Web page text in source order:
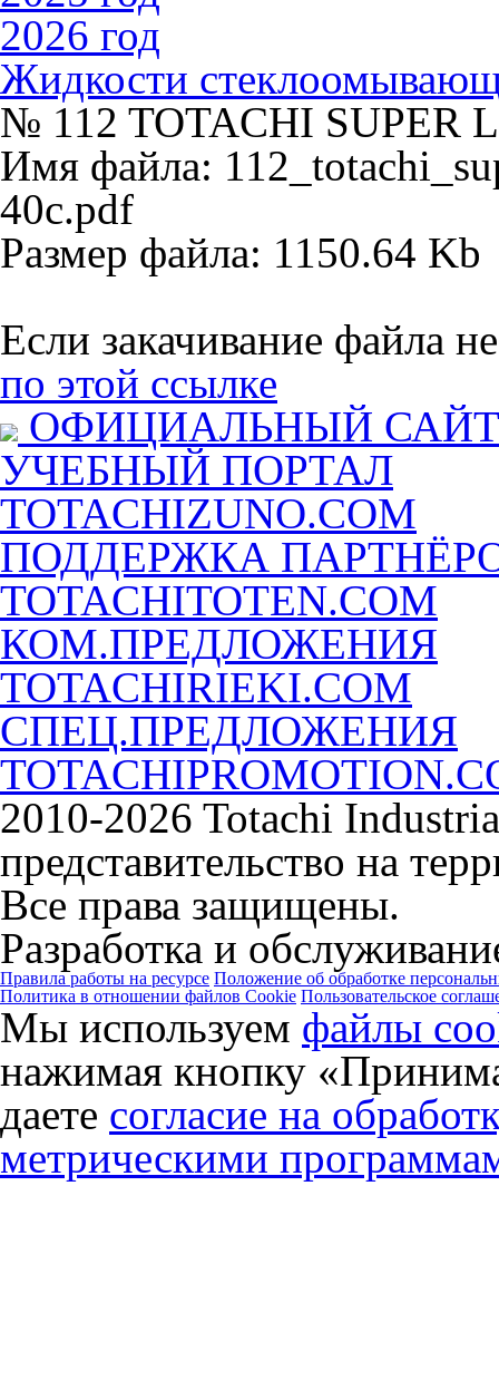
2026 год
Жидкости
№ 112 TOTACHI SUPER
Имя файла:
40c.pdf
Размер файла: 1150.64 Kb
Если закачивание файла
по этой ссылке
ОФИЦИАЛЬНЫЙ
УЧЕБНЫЙ ПОРТАЛ
TOTACHIZUNO.COM
ПОДДЕРЖКА
TOTACHITOTEN.COM
КОМ.ПРЕДЛОЖЕНИЯ
TOTACHIRIEKI.COM
СПЕЦ.ПРЕДЛОЖЕНИЯ
2010-2026 Totachi
представительство на
Все права защищены.
Разработка и
Правила работы на ресурсе Положение об обработке
Политика в отношении файлов Cookie Пользовательское
Мы используем файлы
нажимая кнопку
даете согласие на
метрическими